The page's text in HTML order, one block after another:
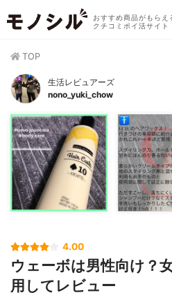
おすすめ商品がもらえ
クチコミポイ活サイト
TOP
生活レビュアーズ
nono_yuki_chow
4.00
ウェーボは男性向け？
用してレビュー